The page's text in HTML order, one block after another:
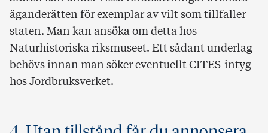
äganderätten för exemplar av vilt som tillfaller
staten. Man kan ansöka om detta hos
Naturhistoriska riksmuseet. Ett sådant underlag
behövs innan man söker eventuellt CITES-intyg
hos Jordbruksverket.